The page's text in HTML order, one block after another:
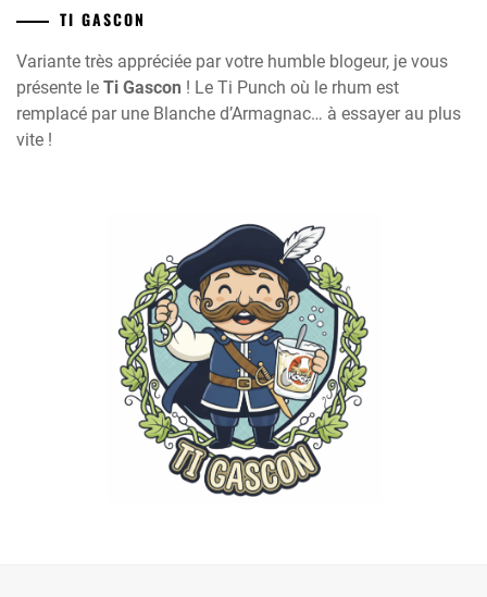
TI GASCON
Variante très appréciée par votre humble blogeur, je vous
présente le Ti Gascon ! Le Ti Punch où le rhum est
remplacé par une Blanche d’Armagnac… à essayer au plus
vite !